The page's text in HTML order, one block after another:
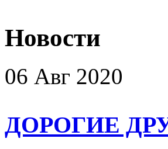
Новости
06 Авг 2020
ДОРОГИЕ